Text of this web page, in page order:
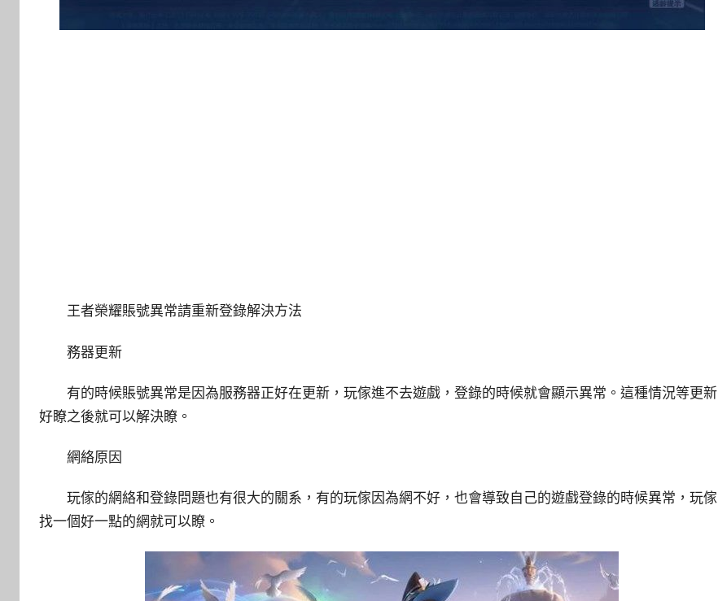
王者榮耀賬號異常請重新登錄解決方法
務器更新
有的時候賬號異常是因為服務器正好在更新，玩傢進不去遊戲，登錄的時候就會顯示異常。這種情況等更新
好瞭之後就可以解決瞭。
網絡原因
玩傢的網絡和登錄問題也有很大的關系，有的玩傢因為網不好，也會導致自己的遊戲登錄的時候異常，玩傢
找一個好一點的網就可以瞭。